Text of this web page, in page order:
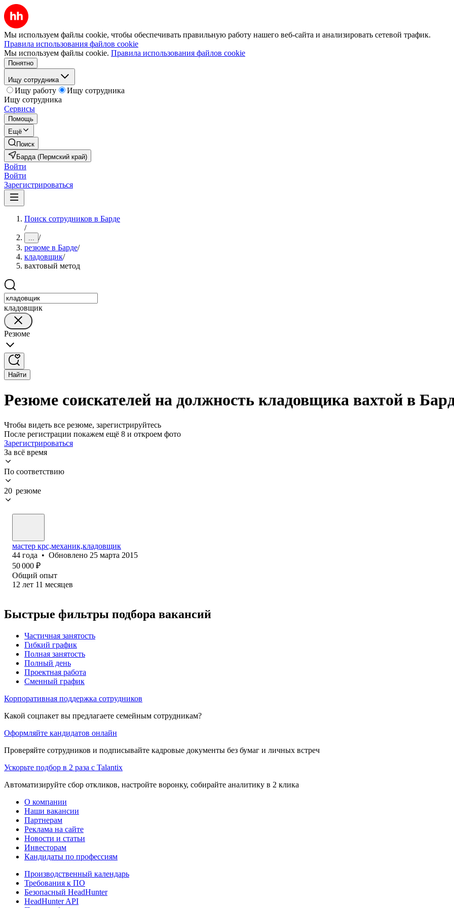
Мы используем файлы cookie, чтобы обеспечивать правильную работу нашего веб-сайта и анализировать сетевой трафик.
Правила использования файлов cookie
Мы используем файлы cookie. Правила использования файлов cookie
Понятно
Ищу сотрудника
Ищу работу
Ищу сотрудника
Ищу сотрудника
Сервисы
Помощь
Ещё
Поиск
Барда (Пермский край)
Войти
Войти
Зарегистрироваться
Поиск сотрудников в Барде
/
... /
резюме в Барде/
кладовщик/
вахтовый метод
кладовщик
Резюме
Найти
Резюме соискателей на должность кладовщика вахтой в
Чтобы видеть все резюме, зарегистрируйтесь
После регистрации покажем ещё 8 и откроем фото
Зарегистрироваться
За всё время
По соответствию
20 резюме
мастер крс,механик,кладовщик
44 года • Обновлено 25 марта 2015
50 000 ₽
Общий опыт
12 лет 11 месяцев
Быстрые фильтры подбора вакансий
Частичная занятость
Гибкий график
Полная занятость
Полный день
Проектная работа
Сменный график
Корпоративная поддержка сотрудников
Какой соцпакет вы предлагаете семейным сотрудникам?
Оформляйте кандидатов онлайн
Проверяйте сотрудников и подписывайте кадровые документы без бумаг и личных встреч
Ускорьте подбор в 2 раза с Talantix
Автоматизируйте сбор откликов, настройте воронку, собирайте аналитику в 2 клика
О компании
Наши вакансии
Партнерам
Реклама на сайте
Новости и статьи
Инвесторам
Кандидаты по профессиям
Производственный календарь
Требования к ПО
Безопасный HeadHunter
HeadHunter API